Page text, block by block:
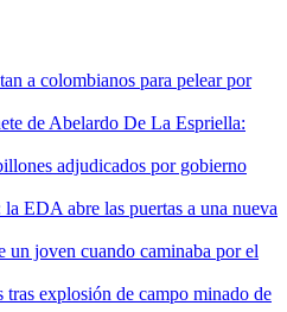
a colombianos para pelear por
de Abelardo De La Espriella:
adjudicados por gobierno
EDA abre las puertas a una nueva
un joven cuando caminaba por el
explosión de campo minado de